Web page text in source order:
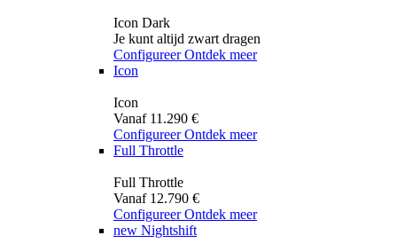
Icon Dark
Je kunt altijd zwart dragen
Configureer Ontdek meer
Icon
Icon
Vanaf 11.290 €
Configureer Ontdek meer
Full Throttle
Full Throttle
Vanaf 12.790 €
Configureer Ontdek meer
new Nightshift